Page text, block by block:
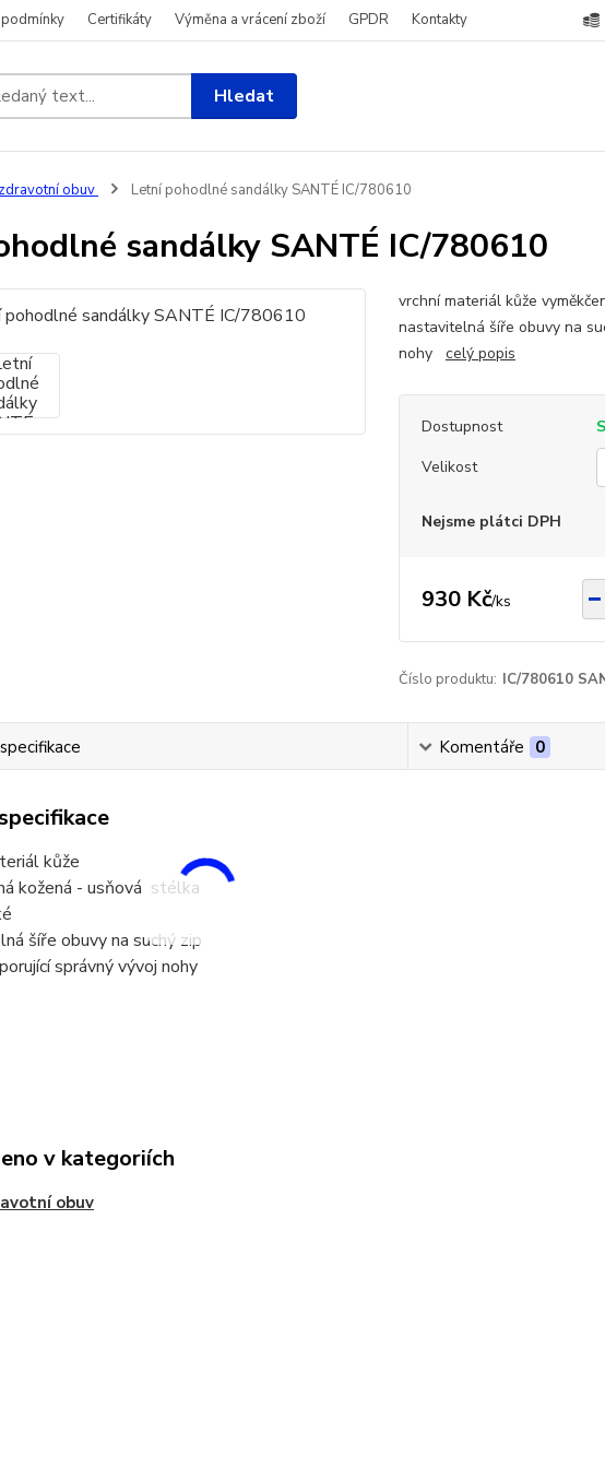
Certifikáty Výměna a vrácení zboží GPDR Kontakty
Hledat
obuv Letní pohodlné sandálky SANTÉ IC/780610
sandálky SANTÉ IC/780610
vrchní materiál kůže
nastavitelná šíře obuvy na
nohy celý popis
Dostupnost
Velikost
Nejsme plátci DPH
930 Kč/ks
Číslo produktu: IC/780610
Komentáře 0
kůže
kožená - usňová stélka
šíře obuvy na suchý zip
správný vývoj nohy
v kategoriích
obuv